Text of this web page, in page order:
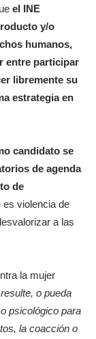
el INE
y/o
humanos,
entre participar
libremente su
estrategia en
candidato se
de agenda
de
es violencia de
a las
la mujer
o pueda
psicológico para
la coacción o